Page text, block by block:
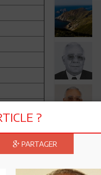
?
PARTAGER